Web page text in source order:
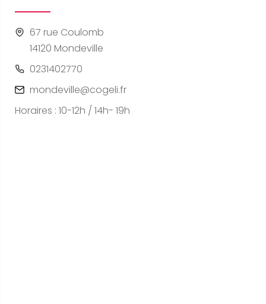
67 rue Coulomb
14120 Mondeville
0231402770
mondeville@cogeli.fr
Horaires : 10-12h / 14h- 19h